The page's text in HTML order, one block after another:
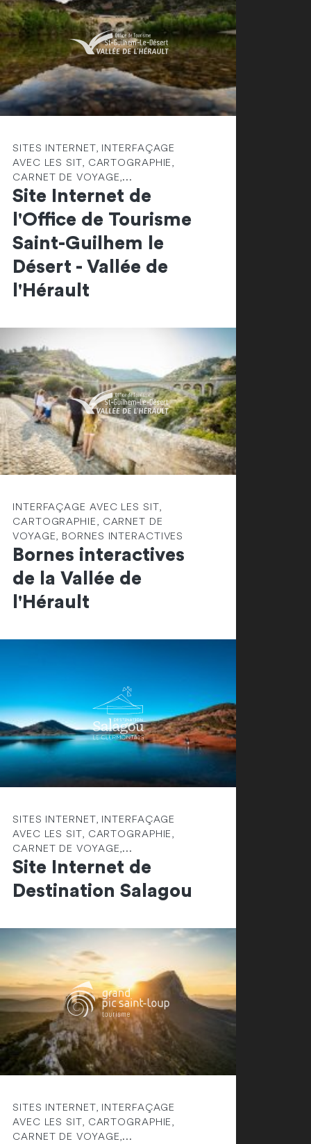
SITES INTERNET, INTERFAÇAGE
AVEC LES SIT, CARTOGRAPHIE,
CARNET DE VOYAGE,...
Site Internet de
l'Office de Tourisme
Saint-Guilhem le
Désert - Vallée de
l'Hérault
INTERFAÇAGE AVEC LES SIT,
CARTOGRAPHIE, CARNET DE
VOYAGE, BORNES INTERACTIVES
Bornes interactives
de la Vallée de
l'Hérault
SITES INTERNET, INTERFAÇAGE
AVEC LES SIT, CARTOGRAPHIE,
CARNET DE VOYAGE,...
Site Internet de
Destination Salagou
SITES INTERNET, INTERFAÇAGE
AVEC LES SIT, CARTOGRAPHIE,
CARNET DE VOYAGE,...